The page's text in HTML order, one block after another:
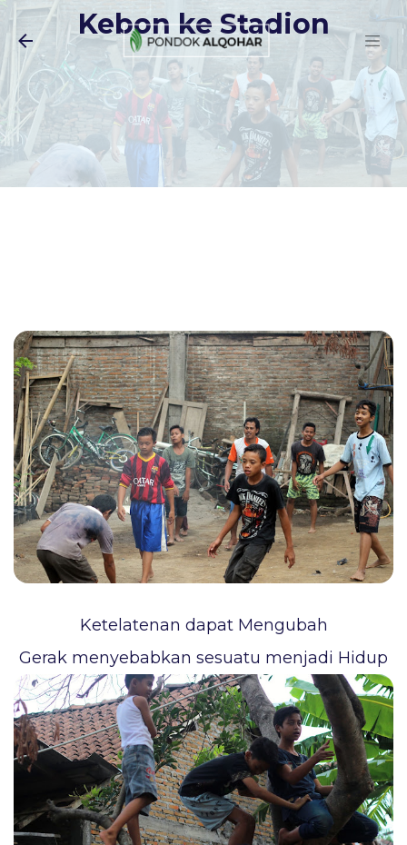
Langsung ke konten utama
Kebon ke Stadion
Ketelatenan dapat Mengubah
Gerak menyebabkan sesuatu menjadi Hidup